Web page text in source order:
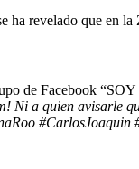
ha revelado que en
de Facebook
Ni a quien avisarle
#CarlosJoaquin